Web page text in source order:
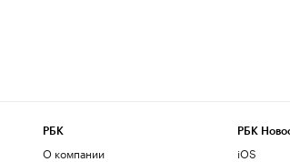
РБК
О компании
РБК
iOS